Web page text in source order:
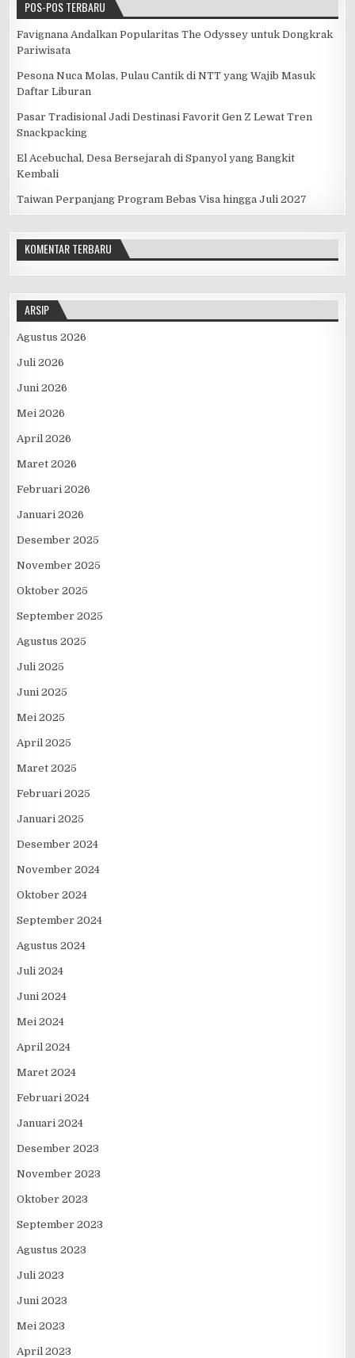
POS-POS TERBARU
Favignana Andalkan Popularitas The Odyssey untuk Dongkrak
Pariwisata
Pesona Nuca Molas, Pulau Cantik di NTT yang Wajib Masuk
Daftar Liburan
Pasar Tradisional Jadi Destinasi Favorit Gen Z Lewat Tren
Snackpacking
El Acebuchal, Desa Bersejarah di Spanyol yang Bangkit
Kembali
Taiwan Perpanjang Program Bebas Visa hingga Juli 2027
KOMENTAR TERBARU
ARSIP
Agustus 2026
Juli 2026
Juni 2026
Mei 2026
April 2026
Maret 2026
Februari 2026
Januari 2026
Desember 2025
November 2025
Oktober 2025
September 2025
Agustus 2025
Juli 2025
Juni 2025
Mei 2025
April 2025
Maret 2025
Februari 2025
Januari 2025
Desember 2024
November 2024
Oktober 2024
September 2024
Agustus 2024
Juli 2024
Juni 2024
Mei 2024
April 2024
Maret 2024
Februari 2024
Januari 2024
Desember 2023
November 2023
Oktober 2023
September 2023
Agustus 2023
Juli 2023
Juni 2023
Mei 2023
April 2023